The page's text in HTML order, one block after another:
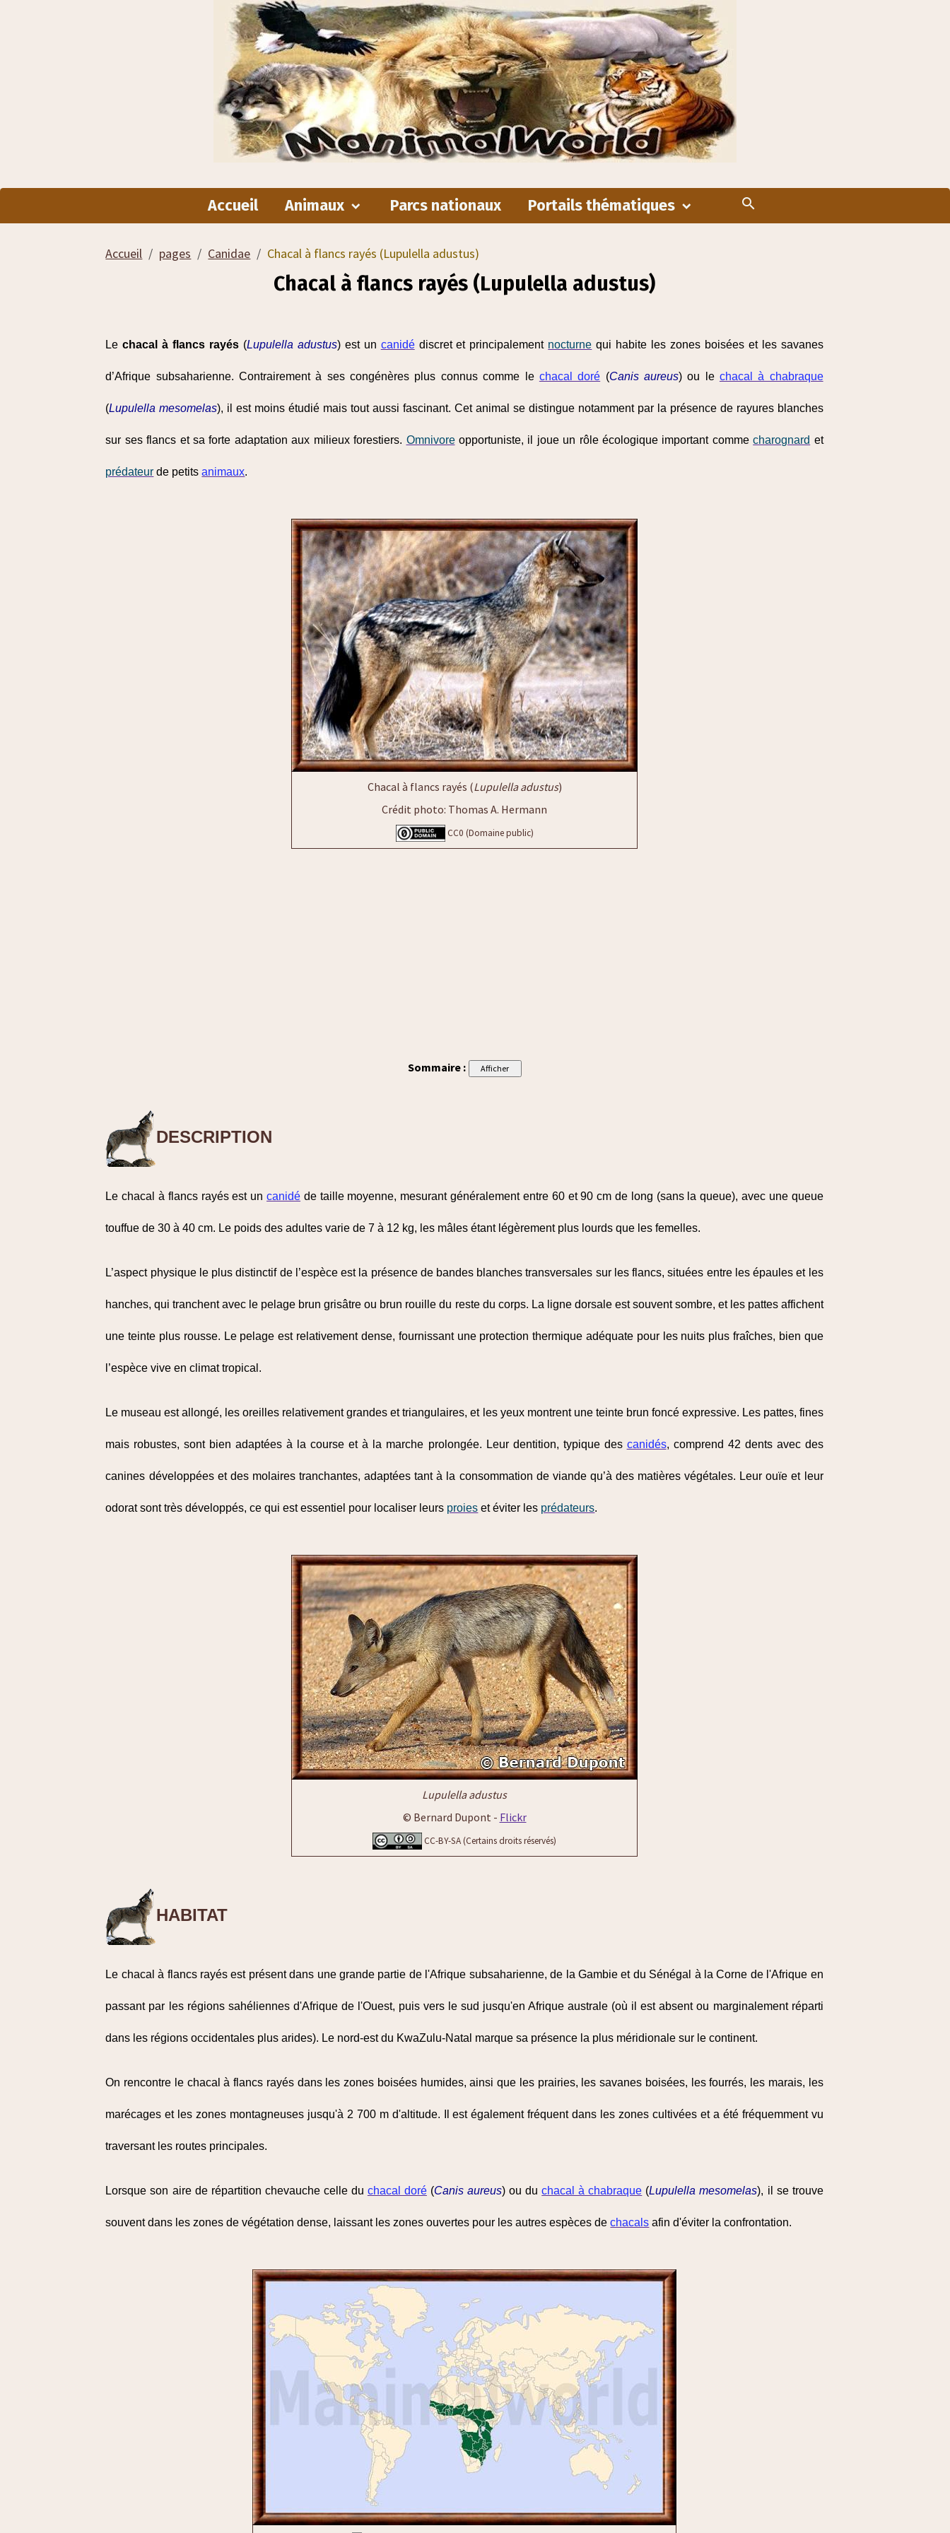
Accueil Animaux Parcs nationaux Portails thématiques
Accueil pages Canidae Chacal à flancs rayés (Lupulella adustus)
Chacal à flancs rayés (Lupulella adustus)
Lechacal à flancs rayés (Lupulella adustus) est un canidédiscret et principalement nocturne qui habite les zones boisées et les savanes
d’Afrique subsaharienne. Contrairement à ses congénères plus connus comme le chacal doré (Canis aureus) ou le chacal à chabraque
(Lupulella mesomelas), il est moins étudié mais tout aussi fascinant. Cet animal se distingue notamment par la présence de rayures blanches
sur ses flancs et sa forte adaptation aux milieux forestiers. Omnivoreopportuniste, il joue un rôle écologique important commecharognard et
prédateur de petitsanimaux.
Chacal à flancs rayés (Lupulella adustus)
Crédit photo: Thomas A. Hermann
CC0 (Domaine public)
Sommaire :
DESCRIPTION
Le chacal à flancs rayés est uncanidé de taille moyenne, mesurant généralement entre 60 et 90 cm de long (sans la queue), avec une queue
touffue de 30 à 40 cm. Le poids des adultes varie de 7 à 12 kg, les mâles étant légèrement plus lourds que les femelles.
L’aspect physique le plus distinctif de l’espèce est la présence de bandes blanches transversales sur les flancs, situées entre les épaules et les
hanches, qui tranchent avec le pelage brun grisâtre ou brun rouille du reste du corps. La ligne dorsale est souvent sombre, et les pattes affichent
une teinte plus rousse. Le pelage est relativement dense, fournissant une protection thermique adéquate pour les nuits plus fraîches, bien que
l’espèce vive en climat tropical.
Le museau est allongé, les oreilles relativement grandes et triangulaires, et les yeux montrent une teinte brun foncé expressive. Les pattes, fines
mais robustes, sont bien adaptées à la course et à la marche prolongée. Leur dentition, typique des canidés, comprend 42 dents avec des
canines développées et des molaires tranchantes, adaptées tant à la consommation de viande qu’à des matières végétales. Leur ouïe et leur
odorat sont très développés, ce qui est essentiel pour localiser leurs proies et éviter les prédateurs.
Lupulella adustus
© Bernard Dupont - Flickr
CC-BY-SA (Certains droits réservés)
HABITAT
Le chacal à flancs rayés est présent dans une grande partie de l'Afrique subsaharienne, de la Gambie et du Sénégal à la Corne de l'Afrique en
passant par les régions sahéliennes d'Afrique de l'Ouest, puis vers le sud jusqu'en Afrique australe (où il est absent ou marginalement réparti
dans les régions occidentales plus arides). Le nord-est du KwaZulu-Natal marque sa présence la plus méridionale sur le continent.
On rencontre le chacal à flancs rayés dans les zones boisées humides, ainsi que les prairies, les savanes boisées, les fourrés, les marais, les
marécages et les zones montagneuses jusqu'à 2 700 m d'altitude. Il est également fréquent dans les zones cultivées et a été fréquemment vu
traversant les routes principales.
Lorsque son aire de répartition chevauche celle du chacal doré(Canis aureus) ou duchacal à chabraque (Lupulella mesomelas), il se trouve
souvent dans les zones de végétation dense, laissant les zones ouvertes pour les autres espèces dechacals afin d'éviter la confrontation.